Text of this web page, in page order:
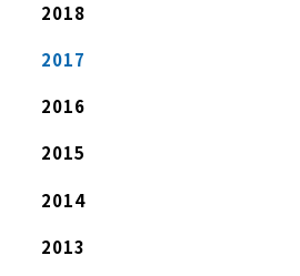
2018
2017
2016
2015
2014
2013